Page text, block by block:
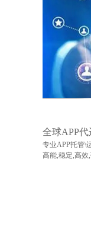
全球APP代
专业APP托管\
高能,稳定,高